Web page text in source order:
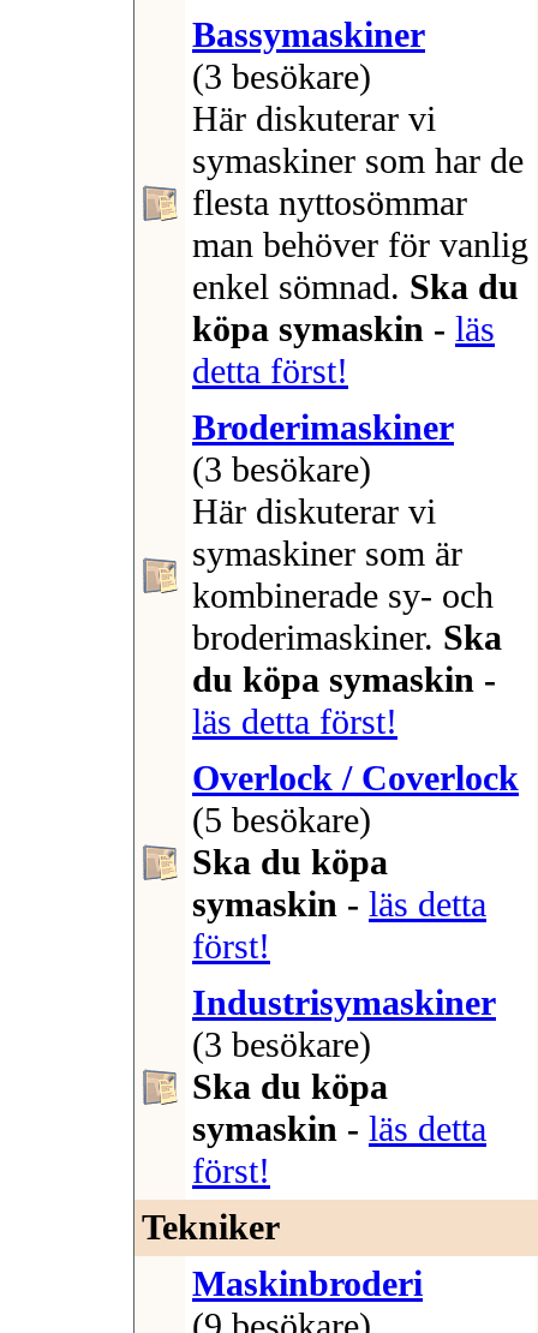
Bassymaskiner
(3 besökare)
Här diskuterar vi
symaskiner som har de
flesta nyttosömmar
man behöver för vanlig
enkel sömnad. Ska du
köpa symaskin - läs
detta först!
Broderimaskiner
(3 besökare)
Här diskuterar vi
symaskiner som är
kombinerade sy- och
broderimaskiner. Ska
du köpa symaskin -
läs detta först!
Overlock / Coverlock
(5 besökare)
Ska du köpa
symaskin - läs detta
först!
Industrisymaskiner
(3 besökare)
Ska du köpa
symaskin - läs detta
först!
Tekniker
Maskinbroderi